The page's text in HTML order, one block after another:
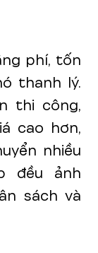
phí, tốn
thanh lý.
thi công,
cao hơn,
nhiều
đều ảnh
sách và